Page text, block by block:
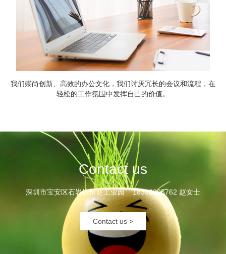
我们崇尚创新、高效的办公文化，我们讨厌冗长的会议和流程，在
轻松的工作氛围中发挥自己的价值。
Contact us
深圳市宝安区石岩镇恒超工业园 18300005762 赵女士
Contact us >